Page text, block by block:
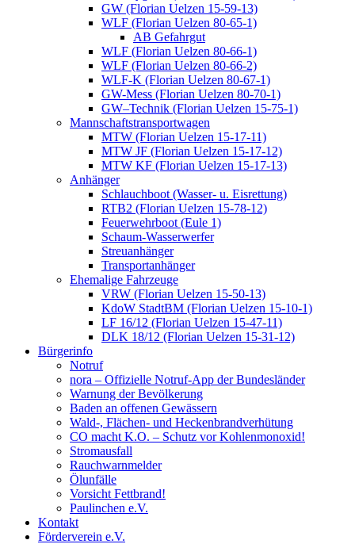
GW (Florian Uelzen 15-59-13)
WLF (Florian Uelzen 80-65-1)
AB Gefahrgut
WLF (Florian Uelzen 80-66-1)
WLF (Florian Uelzen 80-66-2)
WLF-K (Florian Uelzen 80-67-1)
GW-Mess (Florian Uelzen 80-70-1)
GW–Technik (Florian Uelzen 15-75-1)
Mannschaftstransportwagen
MTW (Florian Uelzen 15-17-11)
MTW JF (Florian Uelzen 15-17-12)
MTW KF (Florian Uelzen 15-17-13)
Anhänger
Schlauchboot (Wasser- u. Eisrettung)
RTB2 (Florian Uelzen 15-78-12)
Feuerwehrboot (Eule 1)
Schaum-Wasserwerfer
Streuanhänger
Transportanhänger
Ehemalige Fahrzeuge
VRW (Florian Uelzen 15-50-13)
KdoW StadtBM (Florian Uelzen 15-10-1)
LF 16/12 (Florian Uelzen 15-47-11)
DLK 18/12 (Florian Uelzen 15-31-12)
Bürgerinfo
Notruf
nora – Offizielle Notruf-App der Bundesländer
Warnung der Bevölkerung
Baden an offenen Gewässern
Wald-, Flächen- und Heckenbrandverhütung
CO macht K.O. – Schutz vor Kohlenmonoxid!
Stromausfall
Rauchwarnmelder
Ölunfälle
Vorsicht Fettbrand!
Paulinchen e.V.
Kontakt
Förderverein e.V.